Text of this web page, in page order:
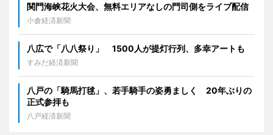
関門海峡花火大会、無料エリアなしの門司側をライブ配信
小倉経済新聞
八広で「八八祭り」 1500人が提灯行列、多幸アートも
すみだ経済新聞
八戸の「騎馬打毬」、若手騎手の姿勇ましく 20年ぶりの
正式参拝も
八戸経済新聞